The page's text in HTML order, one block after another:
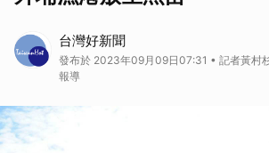
台灣好新聞
發布於 2023年09月09日07:31 • 記者黃村
報導